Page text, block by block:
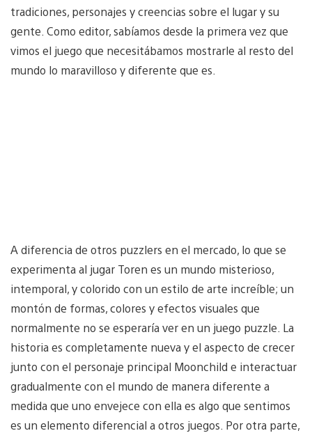
tradiciones, personajes y creencias sobre el lugar y su
gente. Como editor, sabíamos desde la primera vez que
vimos el juego que necesitábamos mostrarle al resto del
mundo lo maravilloso y diferente que es.
A diferencia de otros puzzlers en el mercado, lo que se
experimenta al jugar Toren es un mundo misterioso,
intemporal, y colorido con un estilo de arte increíble; un
montón de formas, colores y efectos visuales que
normalmente no se esperaría ver en un juego puzzle. La
historia es completamente nueva y el aspecto de crecer
junto con el personaje principal Moonchild e interactuar
gradualmente con el mundo de manera diferente a
medida que uno envejece con ella es algo que sentimos
es un elemento diferencial a otros juegos. Por otra parte,